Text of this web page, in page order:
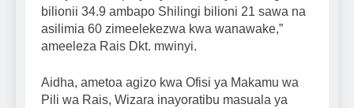
bilionii 34.9 ambapo Shilingi bilioni 21 sawa na
asilimia 60 zimeelekezwa kwa wanawake,”
ameeleza Rais Dkt. mwinyi.
Aidha, ametoa agizo kwa Ofisi ya Makamu wa
Pili wa Rais, Wizara inayoratibu masuala ya